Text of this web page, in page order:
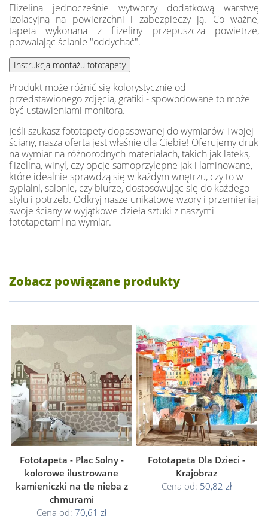
Flizelina jednocześnie wytworzy dodatkową warstwę
izolacyjną na powierzchni i zabezpieczy ją. Co ważne,
tapeta wykonana z flizeliny przepuszcza powietrze,
pozwalając ścianie "oddychać".
Produkt może różnić się kolorystycznie od
przedstawionego zdjęcia, grafiki - spowodowane to może
być ustawieniami monitora.
Jeśli szukasz fototapety dopasowanej do wymiarów Twojej
ściany, nasza oferta jest właśnie dla Ciebie! Oferujemy druk
na wymiar na różnorodnych materiałach, takich jak lateks,
flizelina, winyl, czy opcje samoprzylepne jak i laminowane,
które idealnie sprawdzą się w każdym wnętrzu, czy to w
sypialni, salonie, czy biurze, dostosowując się do każdego
stylu i potrzeb. Odkryj nasze unikatowe wzory i przemieniaj
swoje ściany w wyjątkowe dzieła sztuki z naszymi
fototapetami na wymiar.
Zobacz powiązane produkty
Fototapeta - Plac Solny -
kolorowe ilustrowane
kamieniczki na tle nieba z
chmurami
Cena od: 70,61 zł
Fototapeta Dla Dzieci -
Krajobraz
Cena od: 50,82 zł